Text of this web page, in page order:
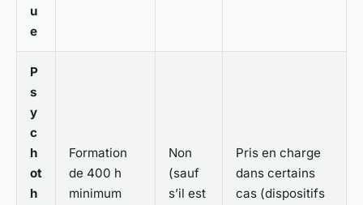
u
e
P
s
y
c
h
ot
h
Formation
de 400 h
minimum
Non
(sauf
s’il est
Pris en charge
dans certains
cas (dispositifs